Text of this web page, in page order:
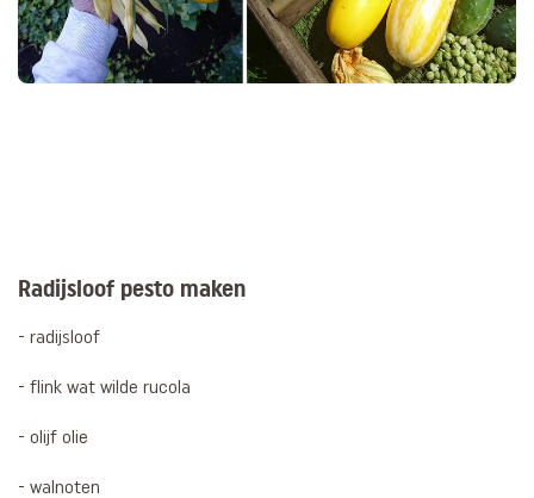
Radijsloof pesto maken
- radijsloof
- flink wat wilde rucola
- olijf olie
- walnoten